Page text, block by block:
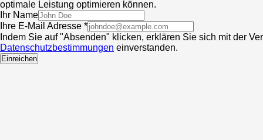
optimale Leistung optimieren können.
Ihr Name
Ihre E-Mail Adresse *
Indem Sie auf "Absenden" klicken, erklären Sie sich mit der
Datenschutzbestimmungen einverstanden.